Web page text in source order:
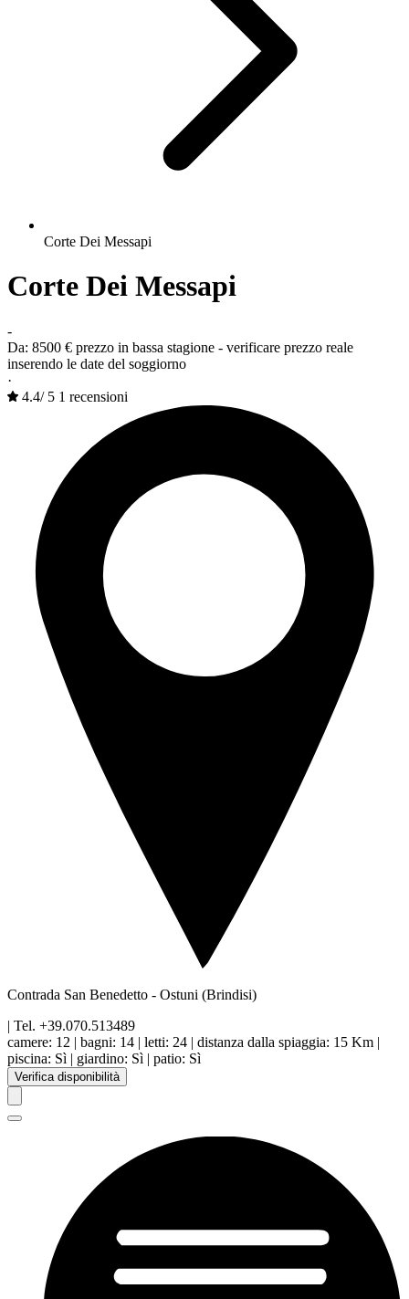
Corte Dei Messapi
Corte Dei Messapi
-
Da: 8500 € prezzo in bassa stagione - verificare prezzo reale
inserendo le date del soggiorno
·
4.4/ 5 1 recensioni
Contrada San Benedetto - Ostuni (Brindisi)
| Tel. +39.070.513489
camere: 12 | bagni: 14 | letti: 24 | distanza dalla spiaggia: 15 Km |
piscina: Sì | giardino: Sì | patio: Sì
Verifica disponibilità